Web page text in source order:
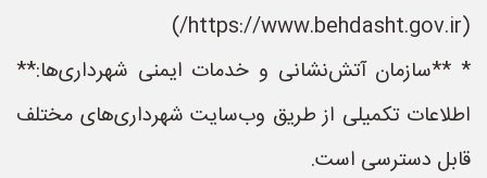
(https://www.behdasht.gov.ir/)
* **سازمان آتش‌نشانی و خدمات ایمنی شهرداری‌ها:**
اطلاعات تکمیلی از طریق وب‌سایت شهرداری‌های مختلف
قابل دسترسی است.